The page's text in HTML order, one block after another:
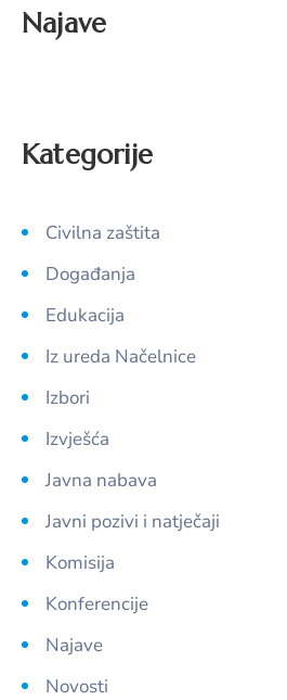
Najave
Kategorije
Civilna zaštita
Događanja
Edukacija
Iz ureda Načelnice
Izbori
Izvješća
Javna nabava
Javni pozivi i natječaji
Komisija
Konferencije
Najave
Novosti